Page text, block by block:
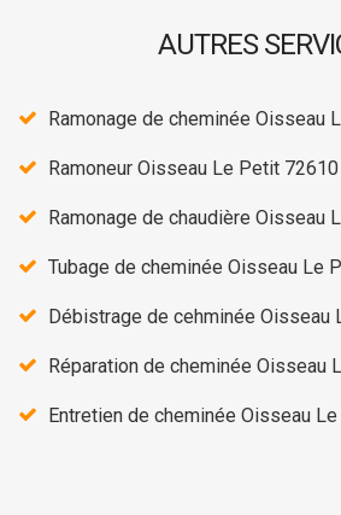
AUTRES
Ramonage de cheminée Oisseau
Ramoneur Oisseau Le Petit 72610
Ramonage de chaudière Oisseau
Tubage de cheminée Oisseau Le
Débistrage de cehminée Oisseau
Réparation de cheminée Oisseau
Entretien de cheminée Oisseau